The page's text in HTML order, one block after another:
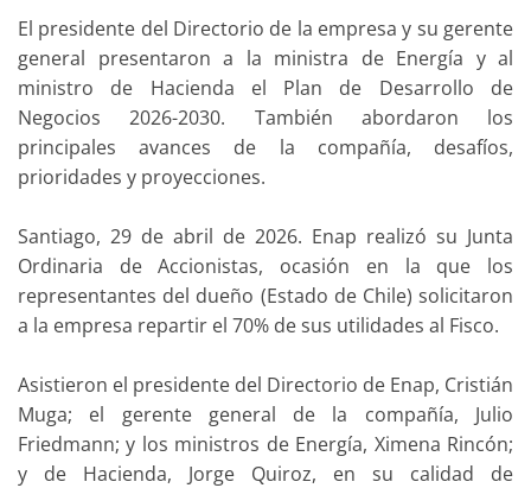
El presidente del Directorio de la empresa y su gerente
general presentaron a la ministra de Energía y al
ministro de Hacienda el Plan de Desarrollo de
Negocios 2026-2030. También abordaron los
principales avances de la compañía, desafíos,
prioridades y proyecciones.
Santiago, 29 de abril de 2026. Enap realizó su Junta
Ordinaria de Accionistas, ocasión en la que los
representantes del dueño (Estado de Chile) solicitaron
a la empresa repartir el 70% de sus utilidades al Fisco.
Asistieron el presidente del Directorio de Enap, Cristián
Muga; el gerente general de la compañía, Julio
Friedmann; y los ministros de Energía, Ximena Rincón;
y de Hacienda, Jorge Quiroz, en su calidad de